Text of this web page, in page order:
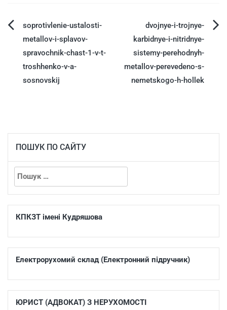
soprotivlenie-ustalosti-
metallov-i-splavov-
spravochnik-chast-1-v-t-
troshhenko-v-a-
sosnovskij
dvojnye-i-trojnye-
karbidnye-i-nitridnye-
sistemy-perehodnyh-
metallov-perevedeno-s-
nemetskogo-h-hollek
ПОШУК ПО САЙТУ
КПКЗТ імені Кудряшова
Електрорухомий склад (Електронний підручник)
ЮРИСТ (АДВОКАТ) З НЕРУХОМОСТІ